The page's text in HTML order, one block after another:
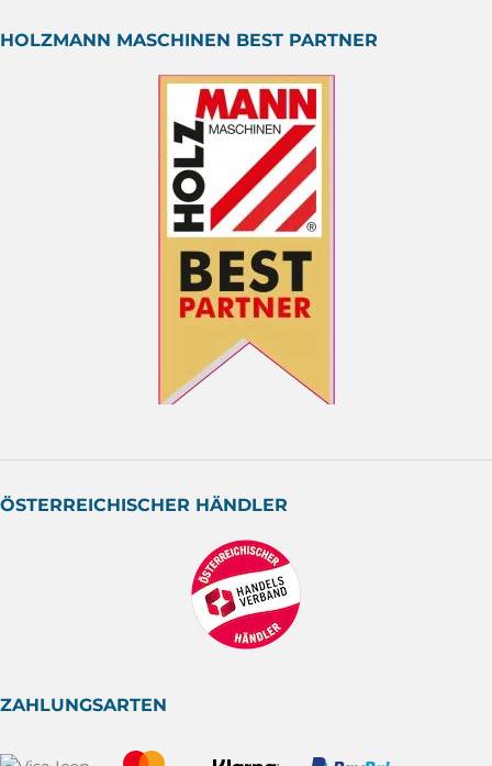
HOLZMANN MASCHINEN BEST PARTNER
ÖSTERREICHISCHER HÄNDLER
ZAHLUNGSARTEN